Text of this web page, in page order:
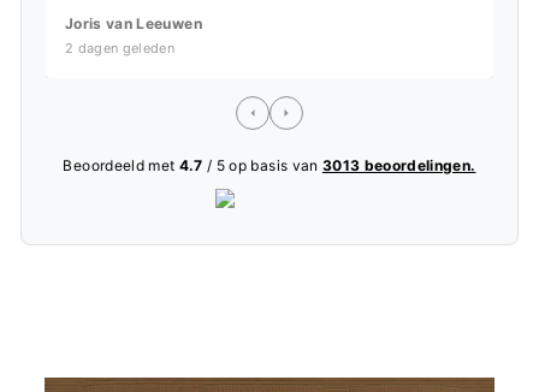
Joris van Leeuwen
2 dagen geleden
Beoordeeld met 4.7 / 5 op basis van 3013 beoordelingen.